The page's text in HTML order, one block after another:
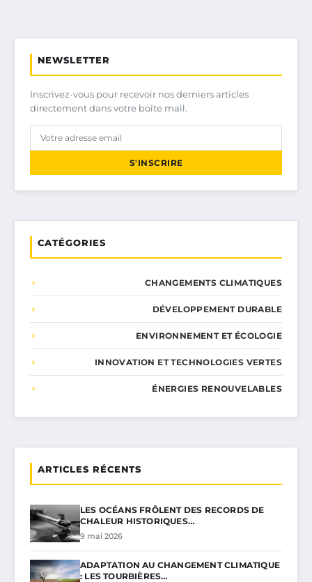
NEWSLETTER
Inscrivez-vous pour recevoir nos derniers articles
directement dans votre boîte mail.
S'INSCRIRE
CATÉGORIES
CHANGEMENTS CLIMATIQUES
DÉVELOPPEMENT DURABLE
ENVIRONNEMENT ET ÉCOLOGIE
INNOVATION ET TECHNOLOGIES VERTES
ÉNERGIES RENOUVELABLES
ARTICLES RÉCENTS
LES OCÉANS FRÔLENT DES RECORDS DE
CHALEUR HISTORIQUES…
9 mai 2026
ADAPTATION AU CHANGEMENT CLIMATIQUE
: LES TOURBIÈRES…